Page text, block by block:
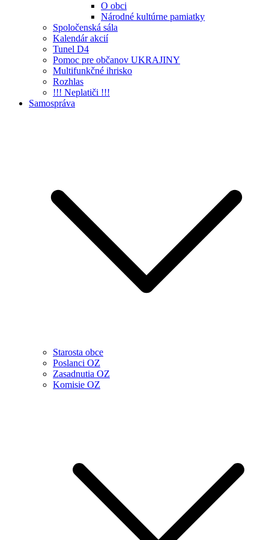
O obci
Národné kultúrne pamiatky
Spoločenská sála
Kalendár akcií
Tunel D4
Pomoc pre občanov UKRAJINY
Multifunkčné ihrisko
Rozhlas
!!! Neplatiči !!!
Samospráva
Starosta obce
Poslanci OZ
Zasadnutia OZ
Komisie OZ